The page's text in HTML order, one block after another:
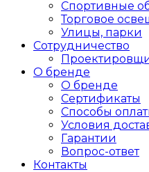
Спортивные
Торговое
Улицы, парки
Сотрудничество
О бренде
О бренде
Сертификаты
Способы
Условия
Гарантии
Вопрос-ответ
Контакты